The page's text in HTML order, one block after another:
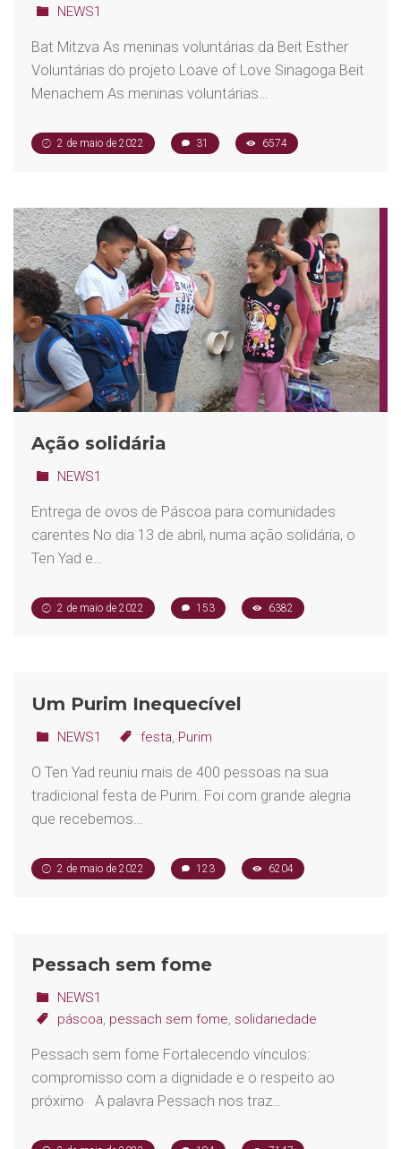
NEWS1
Bat Mitzva As meninas voluntárias da Beit Esther
Voluntárias do projeto Loave of Love Sinagoga Beit
Menachem As meninas voluntárias…
2 de maio de 2022 31 6574
Ação solidária
NEWS1
Entrega de ovos de Páscoa para comunidades
carentes No dia 13 de abril, numa ação solidária, o
Ten Yad e…
2 de maio de 2022 153 6382
Um Purim Inequecível
NEWS1 festa, Purim
O Ten Yad reuniu mais de 400 pessoas na sua
tradicional festa de Purim. Foi com grande alegria
que recebemos…
2 de maio de 2022 123 6204
Pessach sem fome
NEWS1
páscoa, pessach sem fome, solidariedade
Pessach sem fome Fortalecendo vínculos:
compromisso com a dignidade e o respeito ao
próximo A palavra Pessach nos traz…